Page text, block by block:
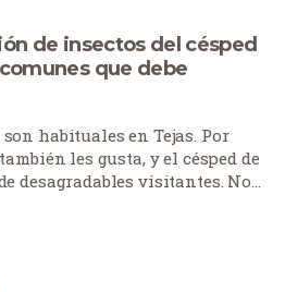
de insectos del césped
que debe
habituales en Tejas. Por
les gusta, y el césped de
desagradables visitantes. No
pero es esencial